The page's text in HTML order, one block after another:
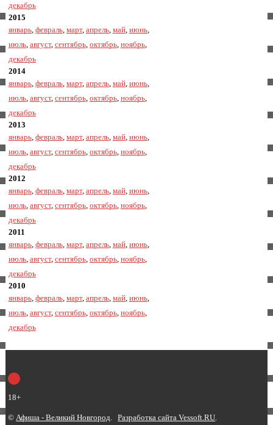
декабрь
2015
январь, февраль, март, апрель, май, июнь,
июль, август, сентябрь, октябрь, ноябрь,
декабрь
2014
январь, февраль, март, апрель, май, июнь,
июль, август, сентябрь, октябрь, ноябрь,
декабрь
2013
январь, февраль, март, апрель, май, июнь,
июль, август, сентябрь, октябрь, ноябрь,
декабрь
2012
январь, февраль, март, апрель, май, июнь,
июль, август, сентябрь, октябрь, ноябрь,
декабрь
2011
январь, февраль, март, апрель, май, июнь,
июль, август, сентябрь, октябрь, ноябрь,
декабрь
2010
январь, февраль, март, апрель, май, июнь,
июль, август, сентябрь, октябрь, ноябрь,
декабрь
18+
© Афиша - Великий Новгород .Разработка сайта Vessoft.RU